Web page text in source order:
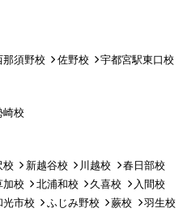
那須野校 佐野校 宇都宮駅東口校
崎校
校 新越谷校 川越校
春日部校
加校 北浦和校 久喜校
入間校
光市校 ふじみ野校 蕨校
羽生校